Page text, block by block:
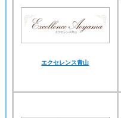
エクセレンス青山